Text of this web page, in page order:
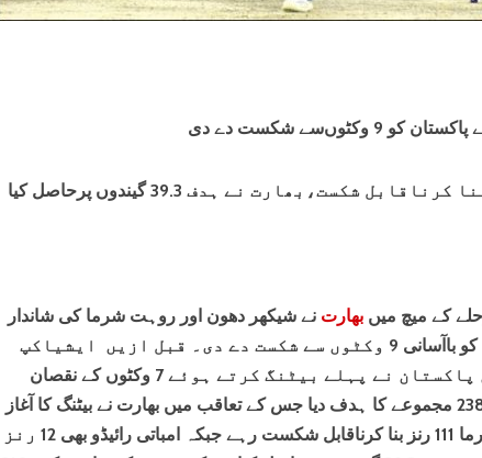
شکست دے دی
کے میچ میں بھارت نے شیکھر دھون اور روہت شرما کی شاندار
سنچریوں کی بدولت پاکستان کو باآسانی 9 وکٹوں سے شکست دے دی۔ قبل ازیں ایشیاکپ
کے سب سے اہم ٹاکرے میں پاکستان نے پہلے بیٹنگ کرتے ہوئے 7 وکٹوں کے نقصان
پر237 رنز بنائے اور بھارت کو 238 مجموعے کا ہدف دیا جس کے تعاقب میں بھارت نے بیٹنگ کا آغاز
کردیا۔بھارتی کپتان روہت شرما 111 رنز بنا کرناقابل شکست رہے جبکہ امباتی رائیڈو بھی 12 رنز